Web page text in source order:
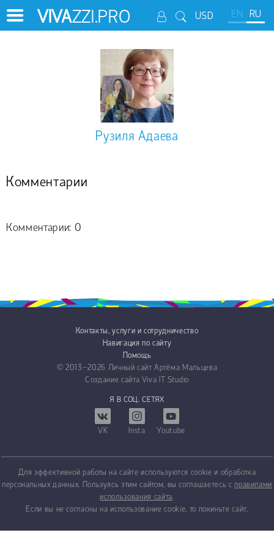
USD EN RU
VIVAZZI.PRO
Рузиля Адаева
Комментарии
Комментарии: 0
Контакты, услуги и сотрудничество
Навигация по сайту
Помощь
© 2013−2026 Личный сайт Артёма Мальцева
Создание сайта Viva IT Studio
Я В СОЦ. СЕТЯХ
VK Insta Youtube
Для эффективной работы на сайте используются cookie и обработка
персональных данных. Пользуясь этим сайтом, вы соглашаетесь справилами
использования сайта.
Если вы не согласны на использование cookie, то покиньте сайт.